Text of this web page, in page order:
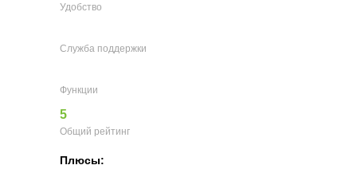
Удобство
Служба поддержки
Функции
5
Общий рейтинг
Плюсы: